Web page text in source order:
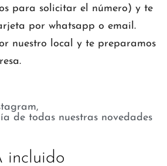
para solicitar el número) y te
por whatsapp o email.
nuestro local y te preparamos
de todas nuestras novedades
incluido